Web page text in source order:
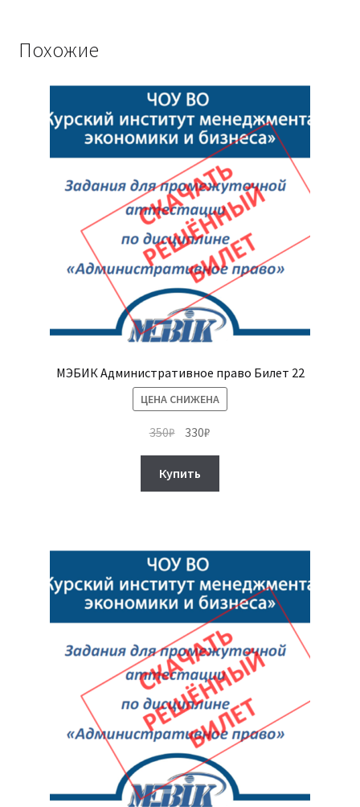
Похожие
МЭБИК Административное право Билет 22
ЦЕНА СНИЖЕНА
350₽ Первоначальная
цена
составляла
350₽.
330₽
цена:
Купить